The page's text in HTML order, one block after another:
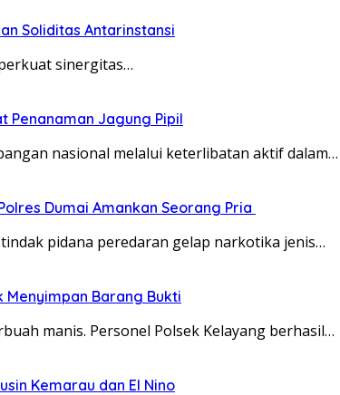
Soliditas Antarinstansi
sinergitas…
Penanaman Jagung Pipil
nasional melalui keterlibatan aktif dalam…
Dumai Amankan Seorang Pria
pidana peredaran gelap narkotika jenis…
Menyimpan Barang Bukti
manis. Personel Polsek Kelayang berhasil…
Kemarau dan El Nino